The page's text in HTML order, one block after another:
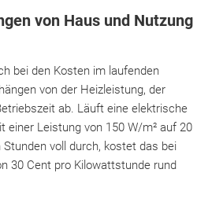
von Haus und Nutzung
bei den Kosten im laufenden
von der Heizleistung, der
ab. Läuft eine elektrische
einer Leistung von 150 W/m² auf 20
voll durch, kostet das bei
30 Cent pro Kilowattstunde rund